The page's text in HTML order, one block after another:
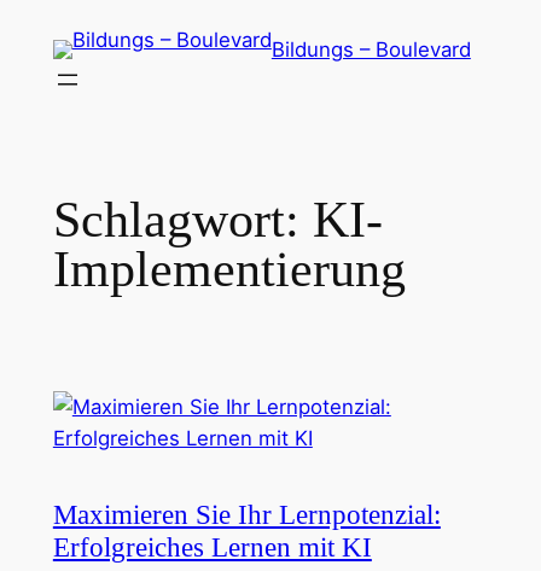
Inhalt
springen
Bildungs – Boulevard
Schlagwort: KI-
Implementierung
Maximieren Sie Ihr Lernpotenzial:
Erfolgreiches Lernen mit KI